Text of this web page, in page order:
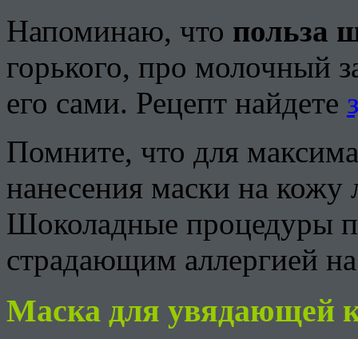
Напоминаю, что польза
горького, про молочный
его сами. Рецепт найдете
Помните, что для
нанесения маски на кожу
Шоколадные процедуры
страдающим аллергией
Маска для увядающей